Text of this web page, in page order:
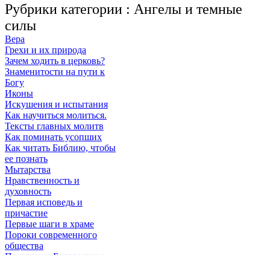
Рубрики категории : Ангелы и темные
силы
Вера
Грехи и их природа
Зачем ходить в церковь?
Знаменитости на пути к
Богу
Иконы
Искушения и испытания
Как научиться молиться.
Тексты главных молитв
Как поминать усопших
Как читать Библию, чтобы
ее познать
Мытарства
Нравственность и
духовность
Первая исповедь и
причастие
Первые шаги в храме
Пороки современного
общества